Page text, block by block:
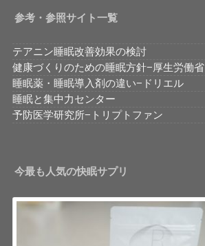
参考・参照サイト一覧
テアニン睡眠改善効果の検討
健康づくりのための睡眠方針−厚生労働省
睡眠薬・睡眠導入剤の違い−ドリエル
睡眠と集中力センター
予防医学研究所−トリプトファン
今最も人気の快眠サプリ